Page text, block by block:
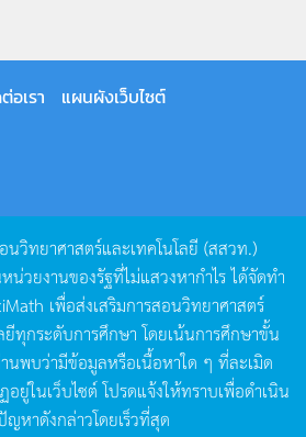
อเรา
แผนผังเว็บไซต์
วิทยาศาสตร์และเทคโนโลยี (สสวท.)
น่วยงานของรัฐที่ไม่แสวงหากำไรได้จัดทำ
เพื่อส่งเสริมการสอนวิทยาศาสตร์
ทุกระดับการศึกษา โดยเน้นการศึกษาขั้น
นพบว่ามีข้อมูลหรือเนื้อหาใด ๆ ที่ละเมิด
ยู่ในเว็บไซต์โปรดแจ้งให้ทราบเพื่อดำเนิน
ญหาดังกล่าวโดยเร็วที่สุด